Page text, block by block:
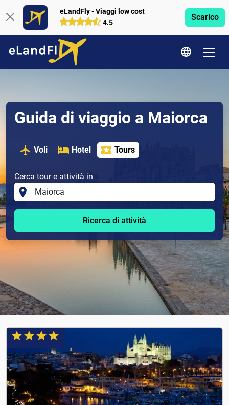
eLandFly - Viaggi low cost
4.5
Scarico
Guida di viaggio a Maiorca
Voli Hotel Tours
Cerca tour e attività in
Ricerca di attività